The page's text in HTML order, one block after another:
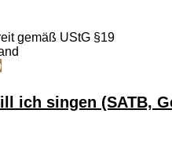
gemäß UStG §19
ich singen (SATB,